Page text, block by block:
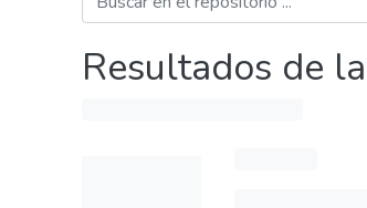
Resultados de